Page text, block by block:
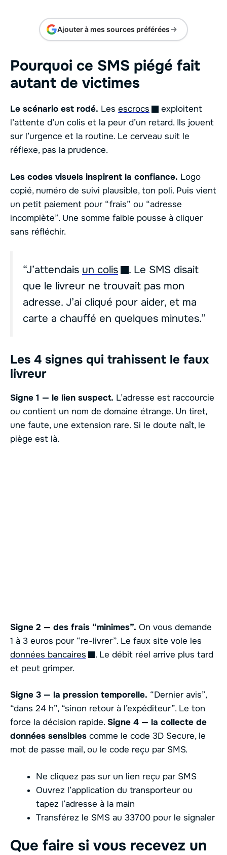
Ajouter à mes sources préférées
Pourquoi ce SMS piégé fait
autant de victimes
Le scénario est rodé. Les escrocs
exploitent
l’attente d’un colis et la peur d’un retard. Ils jouent
sur l’urgence et la routine. Le cerveau suit le
réflexe, pas la prudence.
Les codes visuels inspirent la confiance. Logo
copié, numéro de suivi plausible, ton poli. Puis vient
un petit paiement pour “frais” ou “adresse
incomplète”. Une somme faible pousse à cliquer
sans réfléchir.
“J’attendais un colis
. Le SMS disait
que le livreur ne trouvait pas mon
adresse. J’ai cliqué pour aider, et ma
carte a chauffé en quelques minutes.”
Les 4 signes qui trahissent le faux
livreur
Signe 1 — le lien suspect. L’adresse est raccourcie
ou contient un nom de domaine étrange. Un tiret,
une faute, une extension rare. Si le doute naît, le
piège est là.
Signe 2 — des frais “minimes”. On vous demande
1 à 3 euros pour “re-livrer”. Le faux site vole les
données bancaires
. Le débit réel arrive plus tard
et peut grimper.
Signe 3 — la pression temporelle. “Dernier avis”,
“dans 24 h”, “sinon retour à l’expéditeur”. Le ton
force la décision rapide. Signe 4 — la collecte de
données sensibles comme le code 3D Secure, le
mot de passe mail, ou le code reçu par SMS.
Ne cliquez pas sur un lien reçu par SMS
Ouvrez l’application du transporteur ou
tapez l’adresse à la main
Transférez le SMS au 33700 pour le signaler
Que faire si vous recevez un